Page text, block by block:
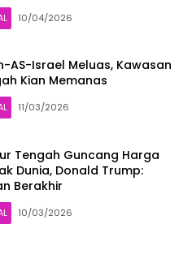
10/04/2026
AS-Israel Meluas, Kawasan
Kian Memanas
11/03/2026
Tengah Guncang Harga
Dunia, Donald Trump:
Berakhir
10/03/2026